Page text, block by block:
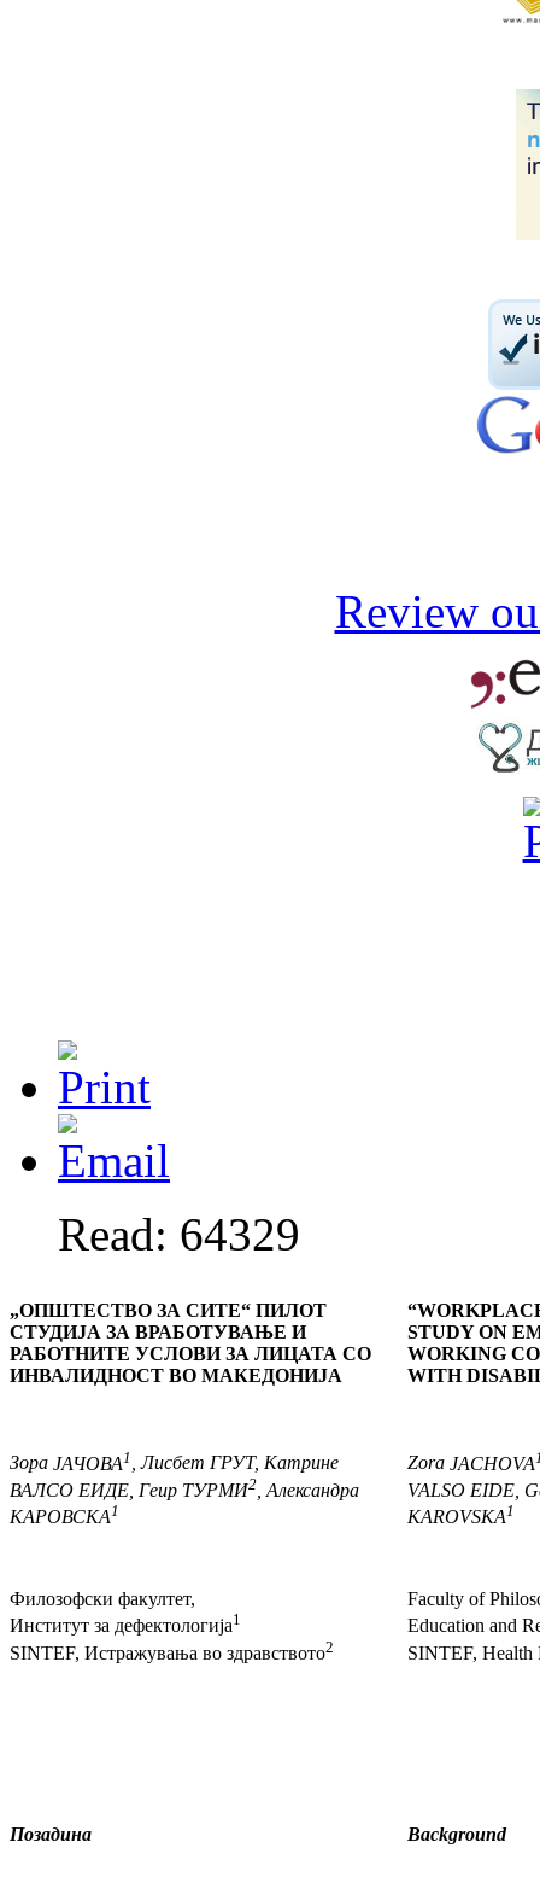
Review
Read: 64329
„ОПШТЕСТВО ЗА СИТЕ“ ПИЛОТ
СТУДИЈА ЗА ВРАБОТУВАЊЕ И
РАБОТНИТЕ УСЛОВИ ЗА ЛИЦАТА СО
ИНВАЛИДНОСТ ВО МАКЕДОНИЈА
Зора ЈАЧОВА1 , Лисбет ГРУТ, Катрине
ВАЛСО ЕИДЕ , Геир ТУРМИ2 , Александра
КАРОВСКА1
Филозофски факултет,
Институт за дефектологија1
SINTEF, Истражувања во здравството2
“
STUDY ON
WORKING
WITH
Zora JACHOVA
VALSO EIDE ,
KAROVSKA1
Faculty of
Education and
SINTEF, Health
Позадина Background